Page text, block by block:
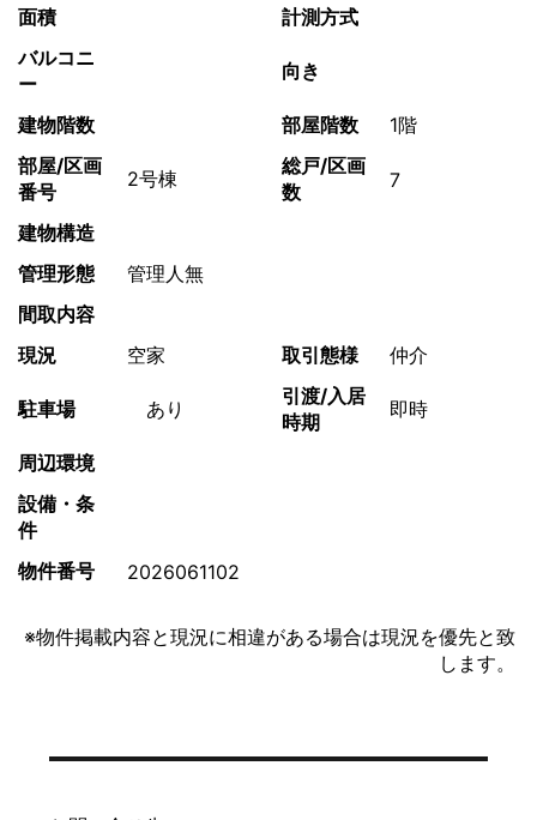
面積
計測方式
バルコニ
ー
向き
建物階数 部屋階数
1階
部屋/区画
番号
2号棟
総戸/区画
数
7
建物構造
管理形態
管理人無
間取内容
現況
空家 取引態様 仲介
駐車場 あり
引渡/入居
時期
即時
周辺環境
設備・条
件
物件番号
2026061102
※物件掲載内容と現況に相違がある場合は現況を優先と致
します。